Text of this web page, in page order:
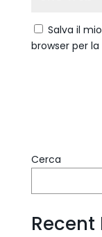
Salva il
browser per
Cerca
Recent